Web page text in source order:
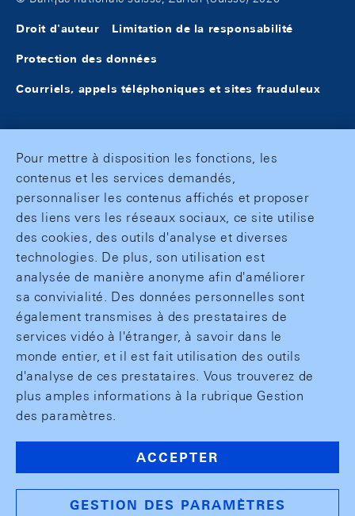
Droit d'auteur Limitation de la responsabilité
Protection des données
Courriels, appels téléphoniques et sites frauduleux
Pour mettre à disposition les fonctions, les
contenus et les services demandés,
personnaliser les contenus affichés et proposer
des liens vers les réseaux sociaux, ce site utilise
des cookies, des outils d'analyse et diverses
technologies. De plus, son utilisation est
analysée de manière anonyme afin d'améliorer
sa convivialité. Des données personnelles sont
également transmises à des prestataires de
services vidéo à l'étranger, à savoir dans le
monde entier, et il est fait utilisation des outils
d'analyse de ces prestataires. Vous trouverez de
plus amples informations à la rubrique Gestion
des paramètres.
ACCEPTER
GESTION DES PARAMÈTRES